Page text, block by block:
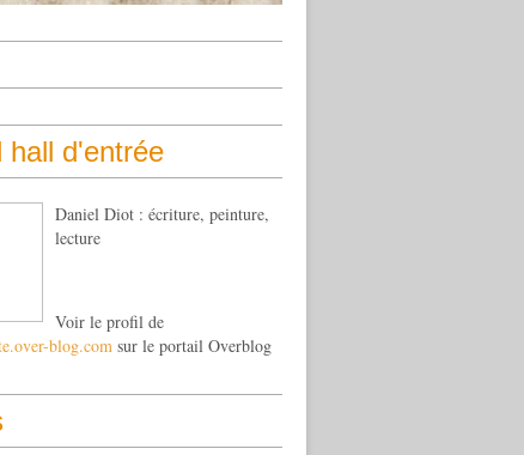
hall d'entrée
Daniel Diot : écriture, peinture,
lecture
Voir le profil de
blog.com sur le portail Overblog